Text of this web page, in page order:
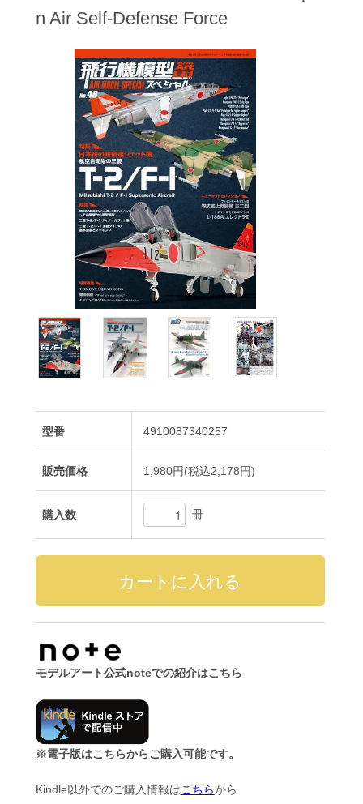
n Air Self-Defense Force
型番 4910087340257
販売価格 1,980円(税込2,178円)
購入数 冊
モデルアート公式noteでの紹介はこちら
※電子版はこちらからご購入可能です。
Kindle以外でのご購入情報はこちらから